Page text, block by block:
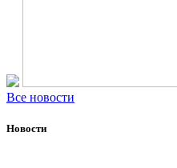
Все новости
Новости